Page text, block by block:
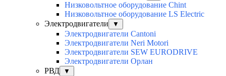
Низковольтное оборудование Chint
Низковольтное оборудование LS Electric
Электродвигатели
▼
Электродвигатели Cantoni
Электродвигатели Neri Motori
Электродвигатели SEW EURODRIVE
Электродвигатели Орлан
РВД
▼